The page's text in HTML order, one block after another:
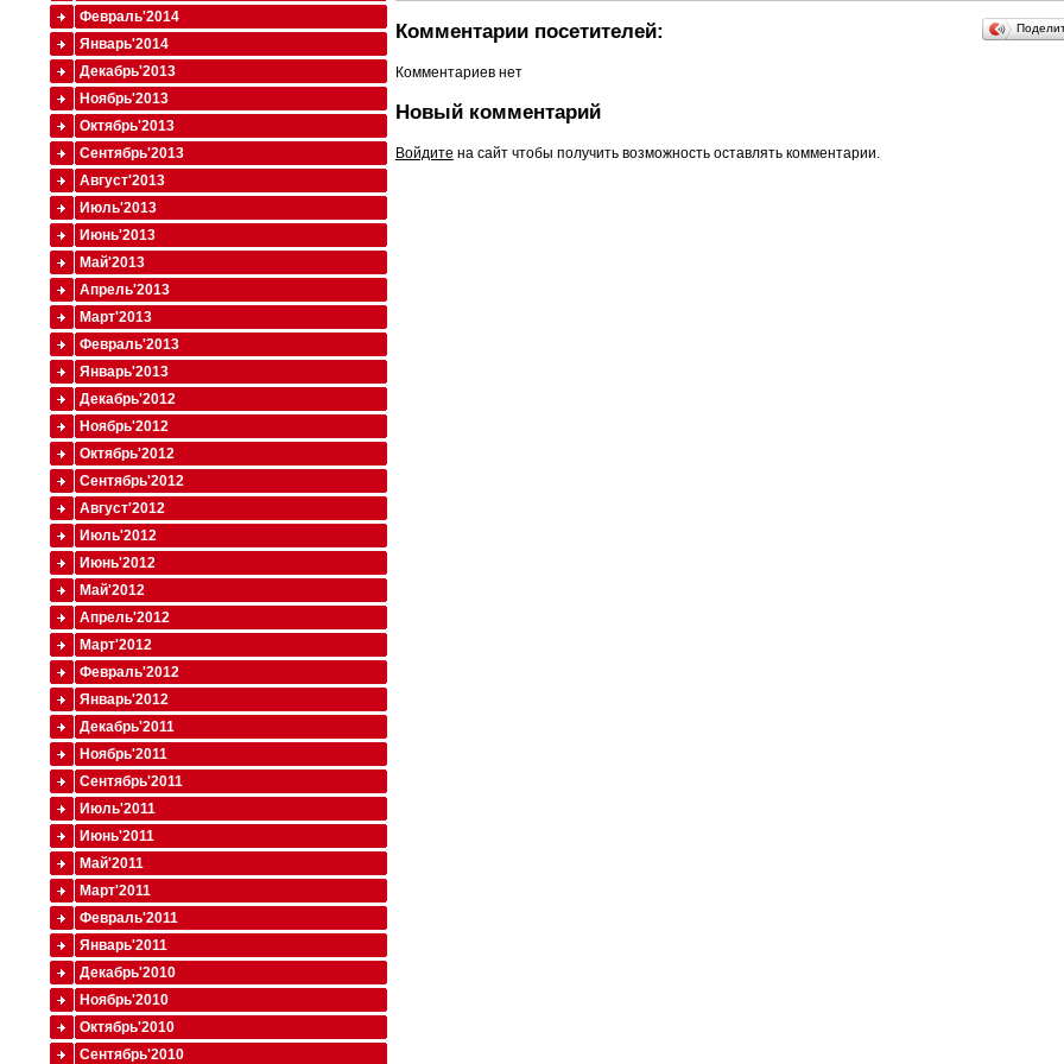
Комментарии посетителей:
Комментариев нет
Новый комментарий
Войдите на сайт чтобы получить возможность оставлять комментарии.
Февраль'2014
Январь'2014
Декабрь'2013
Ноябрь'2013
Октябрь'2013
Сентябрь'2013
Август'2013
Июль'2013
Июнь'2013
Май'2013
Апрель'2013
Март'2013
Февраль'2013
Январь'2013
Декабрь'2012
Ноябрь'2012
Октябрь'2012
Сентябрь'2012
Август'2012
Июль'2012
Июнь'2012
Май'2012
Апрель'2012
Март'2012
Февраль'2012
Январь'2012
Декабрь'2011
Ноябрь'2011
Сентябрь'2011
Июль'2011
Июнь'2011
Май'2011
Март'2011
Февраль'2011
Январь'2011
Декабрь'2010
Ноябрь'2010
Октябрь'2010
Сентябрь'2010